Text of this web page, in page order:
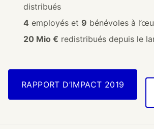
distribués
4 employés et 9 bénévoles à
20 Mio € redistribués depuis le
RAPPORT D’IMPACT 2019